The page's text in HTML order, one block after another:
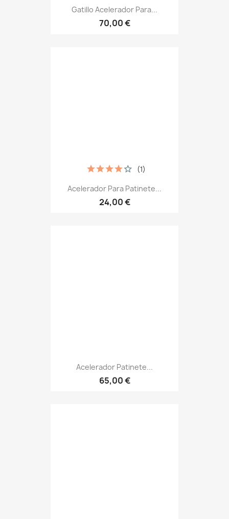
Gatillo Acelerador Para...
70,00 €
Acelerador Para Patinete...
24,00 €
(1)
Acelerador Patinete...
65,00 €